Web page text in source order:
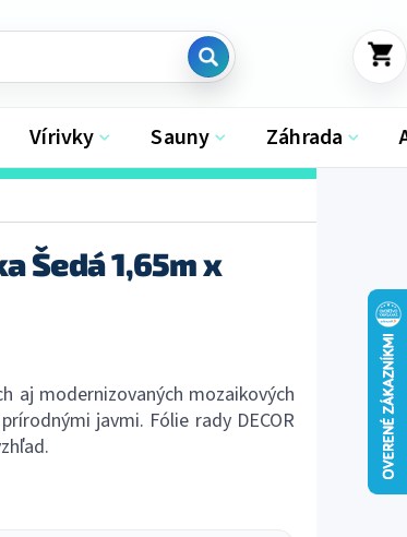
KOŠÍK
Vírivky Sauny Záhrada
Šedá 1,65m x
aj modernizovaných mozaikových
javmi. Fólie rady DECOR